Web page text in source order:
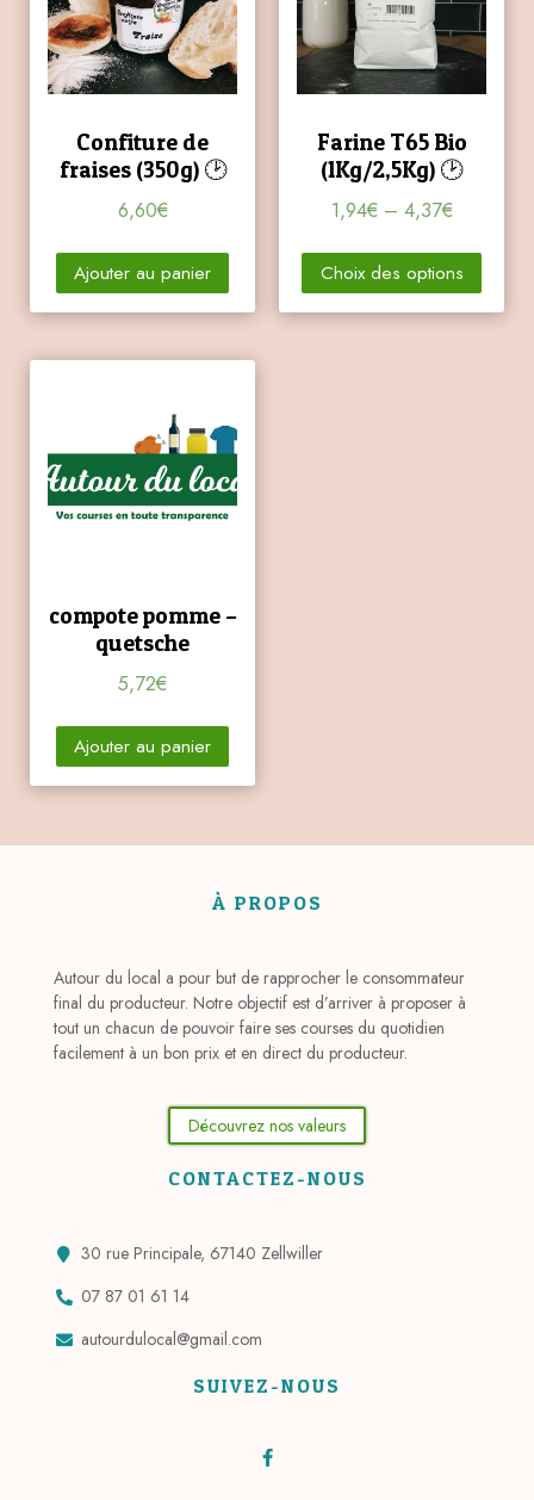
Confiture de
fraises (350g) 🕑
6,60€
Ajouter au panier
Farine T65 Bio
(1Kg/2,5Kg) 🕑
1,94€– 4,37€
Choix des options
compote pomme –
quetsche
5,72€
Ajouter au panier
À PROPOS
Autour du local a pour but de rapprocher le consommateur
final du producteur. Notre objectif est d’arriver à proposer à
tout un chacun de pouvoir faire ses courses du quotidien
facilement à un bon prix et en direct du producteur.
Découvrez nos valeurs
CONTACTEZ-NOUS
30 rue Principale, 67140 Zellwiller
07 87 01 61 14
autourdulocal@gmail.com
SUIVEZ-NOUS